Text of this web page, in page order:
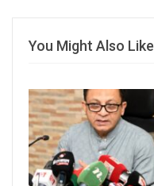
You Might Also Like